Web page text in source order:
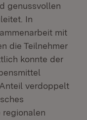
genussvollen
In
mit
die Teilnehmer
konnte der
verdoppelt